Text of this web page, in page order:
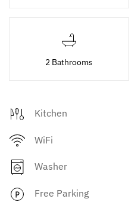
2 Bathrooms
Kitchen
WiFi
Washer
Free Parking